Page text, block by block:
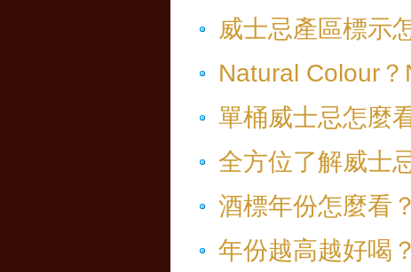
威士忌產區標示
Natural Colour
單桶威士忌怎麼
全方位了解威士
酒標年份怎麼看
年份越高越好喝